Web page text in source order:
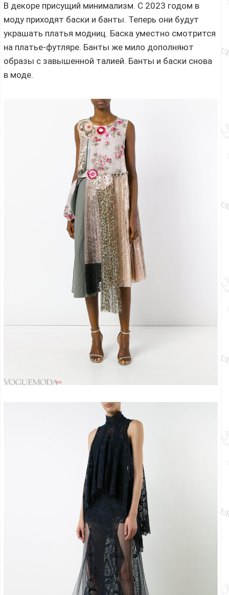
В декоре присущий минимализм. С 2023 годом в
моду приходят баски и банты. Теперь они будут
украшать платья модниц. Баска уместно смотрится
на платье-футляре. Банты же мило дополняют
образы с завышенной талией. Банты и баски снова
в моде.